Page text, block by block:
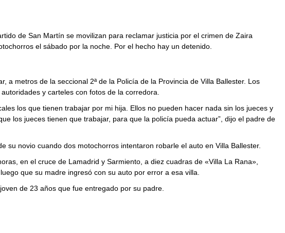
de San Martín se movilizan para reclamar justicia por el crimen de Zaira
el sábado por la noche. Por el hecho hay un detenido.
a metros de la seccional 2ª de la Policía de la Provincia de Villa Ballester. Los
y carteles con fotos de la corredora.
los que tienen trabajar por mi hija. Ellos no pueden hacer nada sin los jueces y
los jueces tienen que trabajar, para que la policía pueda actuar”, dijo el padre de
su novio cuando dos motochorros intentaron robarle el auto en Villa Ballester.
en el cruce de Lamadrid y Sarmiento, a diez cuadras de «Villa La Rana»,
que su madre ingresó con su auto por error a esa villa.
de 23 años que fue entregado por su padre.